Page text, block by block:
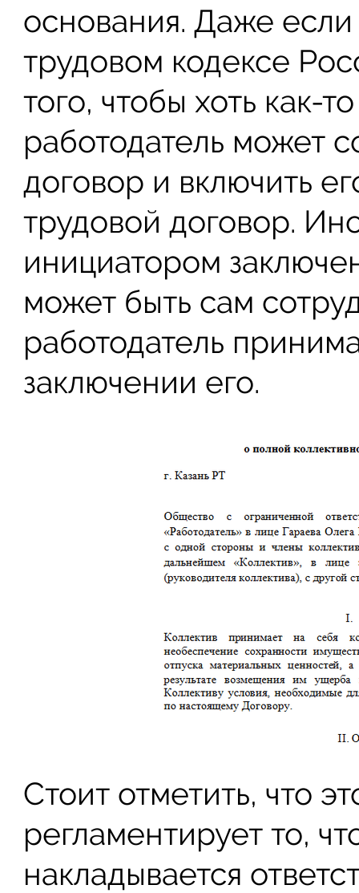
основания. Даже если
трудовом кодексе
того, чтобы хоть как-
работодатель может
договор и включить
трудовой договор.
инициатором
может быть сам
работодатель
заключении его.
Стоит отметить, что
регламентирует то,
накладывается